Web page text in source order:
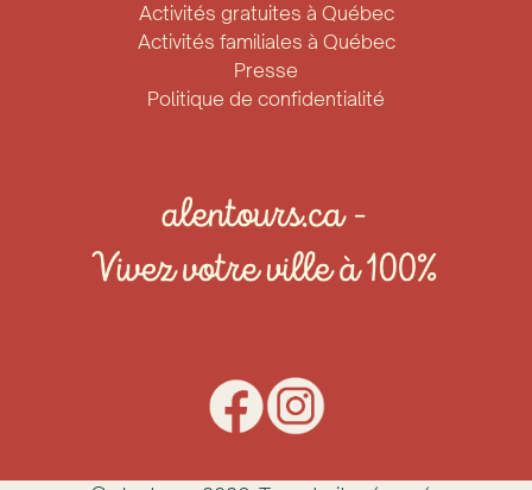
Activités gratuites à Québec
Activités familiales à Québec
Presse
Politique de confidentialité